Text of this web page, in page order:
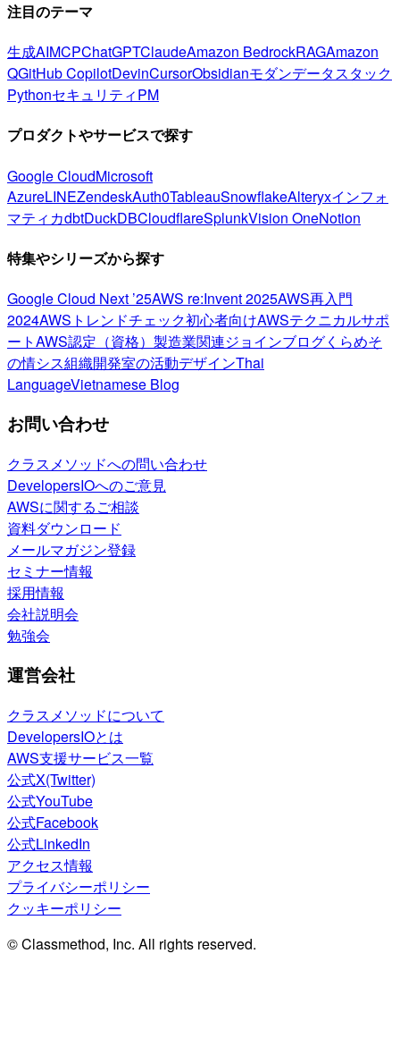
注目のテーマ
生成AIMCPChatGPTClaudeAmazon BedrockRAGAmazon
QGitHub CopilotDevinCursorObsidianモダンデータスタック
PythonセキュリティPM
プロダクトやサービスで探す
Google CloudMicrosoft
AzureLINEZendeskAuth0TableauSnowflakeAlteryxインフォ
マティカdbtDuckDBCloudflareSplunkVision OneNotion
特集やシリーズから探す
Google Cloud Next ’25AWS re:Invent 2025AWS再入門
2024AWSトレンドチェック初心者向けAWSテクニカルサポ
ートAWS認定（資格） 製造業関連ジョインブログくらめそ
の情シス組織開発室の活動デザインThai
LanguageVietnamese Blog
お問い合わせ
クラスメソッドへの問い合わせ
DevelopersIOへのご意見
AWSに関するご相談
資料ダウンロード
メールマガジン登録
セミナー情報
採用情報
会社説明会
勉強会
運営会社
クラスメソッドについて
DevelopersIOとは
AWS支援サービス一覧
公式X(Twitter)
公式YouTube
公式Facebook
公式LinkedIn
アクセス情報
プライバシーポリシー
クッキーポリシー
© Classmethod, Inc. All rights reserved.